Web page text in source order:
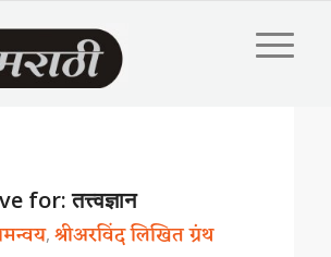
for:तत्त्वज्ञान
,श्रीअरविंद लिखित ग्रंथ